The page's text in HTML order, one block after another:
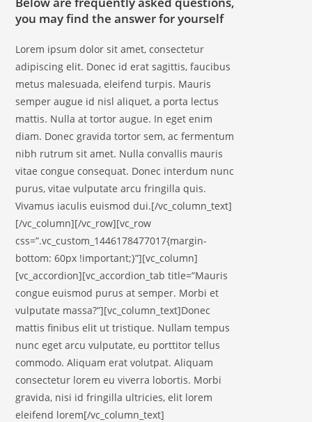
you may find the answer for yourself
Lorem ipsum dolor sit amet, consectetur
adipiscing elit. Donec id erat sagittis, faucibus
metus malesuada, eleifend turpis. Mauris
semper augue id nisl aliquet, a porta lectus
mattis. Nulla at tortor augue. In eget enim
diam. Donec gravida tortor sem, ac fermentum
nibh rutrum sit amet. Nulla convallis mauris
vitae congue consequat. Donec interdum nunc
purus, vitae vulputate arcu fringilla quis.
Vivamus iaculis euismod dui.[/vc_column_text]
[/vc_column][/vc_row][vc_row
css=”.vc_custom_1446178477017{margin-
bottom: 60px !important;}”][vc_column]
[vc_accordion][vc_accordion_tab title=”Mauris
congue euismod purus at semper. Morbi et
vulputate massa?”][vc_column_text]Donec
mattis finibus elit ut tristique. Nullam tempus
nunc eget arcu vulputate, eu porttitor tellus
commodo. Aliquam erat volutpat. Aliquam
consectetur lorem eu viverra lobortis. Morbi
gravida, nisi id fringilla ultricies, elit lorem
eleifend lorem[/vc_column_text]